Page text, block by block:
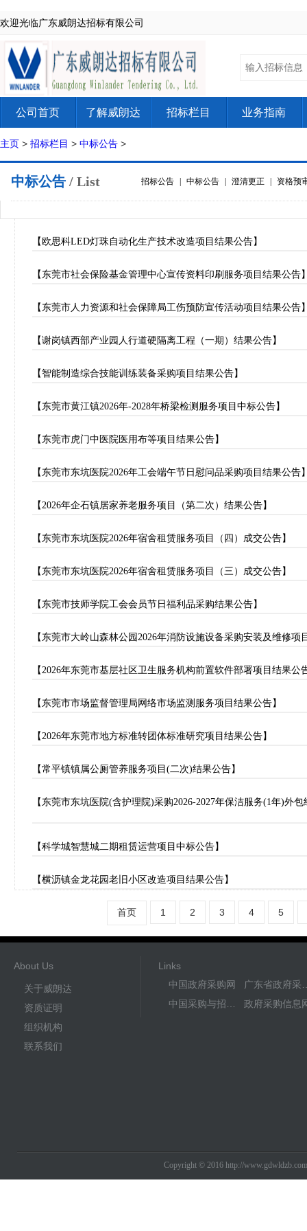
欢迎光临广东威朗达招标有限公司
公司首页 了解威朗达 招标栏目 业务指南
主页 > 招标栏目 > 中标公告 >
中标公告 / List 招标公告 中标公告 澄清更正 资格预
【欧思科LED灯珠自动化生产技术改造项目结果公告】
【东莞市社会保险基金管理中心宣传资料印刷服务项目结果公告
【东莞市人力资源和社会保障局工伤预防宣传活动项目结果公告
【谢岗镇西部产业园人行道硬隔离工程（一期）结果公告】
【智能制造综合技能训练装备采购项目结果公告】
【东莞市黄江镇2026年-2028年桥梁检测服务项目中标公告】
【东莞市虎门中医院医用布等项目结果公告】
【东莞市东坑医院2026年工会端午节日慰问品采购项目结果公告
【2026年企石镇居家养老服务项目（第二次）结果公告】
【东莞市东坑医院2026年宿舍租赁服务项目（四）成交公告】
【东莞市东坑医院2026年宿舍租赁服务项目（三）成交公告】
【东莞市技师学院工会会员节日福利品采购结果公告】
【东莞市大岭山森林公园2026年消防设施设备采购安装及维修项
【2026年东莞市基层社区卫生服务机构前置软件部署项目结果公
【东莞市市场监督管理局网络市场监测服务项目结果公告】
【2026年东莞市地方标准转团体标准研究项目结果公告】
【常平镇镇属公厕管养服务项目(二次)结果公告】
【东莞市东坑医院(含护理院)采购2026-2027年保洁服务(1年)外
【科学城智慧城二期租赁运营项目中标公告】
【横沥镇金龙花园老旧小区改造项目结果公告】
首页 1 2 3 4 5
About Us
关于威朗达
资质证明
组织机构
联系我们
Links
中国政府采购网
政府采购信息
Copyright © 2016 http://